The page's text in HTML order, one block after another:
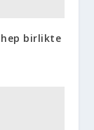
hep birlikte